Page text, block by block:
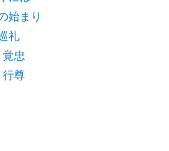
始まり
礼
忠
行尊